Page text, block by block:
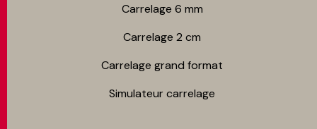
Carrelage 6 mm
Carrelage 2 cm
Carrelage grand format
Simulateur carrelage